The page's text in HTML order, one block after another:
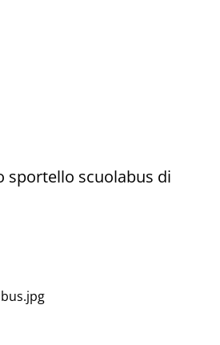
sportello scuolabus di